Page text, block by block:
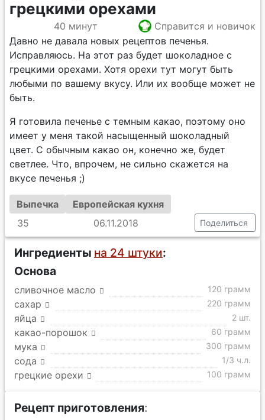
грецкими орехами
40 минут
Справится и новичок
Давно не давала новых рецептов печенья.
Исправляюсь. На этот раз будет шоколадное с
грецкими орехами. Хотя орехи тут могут быть
любыми по вашему вкусу. Или их вообще может не
быть.
Я готовила печенье с темным какао, поэтому оно
имеет у меня такой насыщенный шоколадный
цвет. С обычным какао он, конечно же, будет
светлее. Что, впрочем, не сильно скажется на
вкусе печенья ;)
Выпечка
Европейская кухня
35
06.11.2018 Поделиться
Ингредиенты на 24 штуки:
Основа
сливочное масло 120 грамм
сахар 220 грамм
яйца 2 шт.
какао-порошок 60 грамм
мука 300 грамм
сода 1/3 ч.л.
грецкие орехи 100 грамм
Рецепт приготовления: